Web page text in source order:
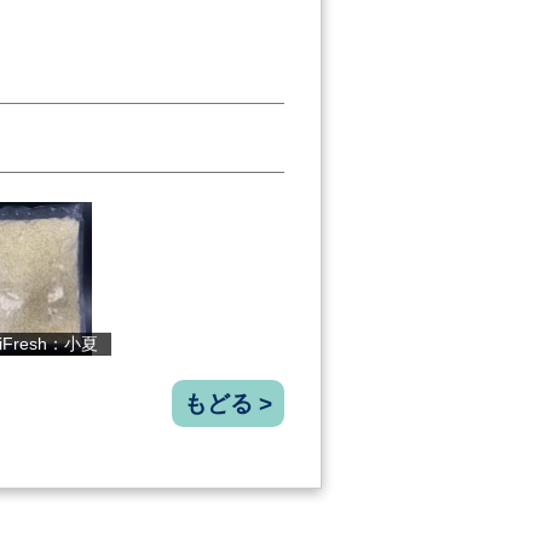
じゅわっと半...
もどる >